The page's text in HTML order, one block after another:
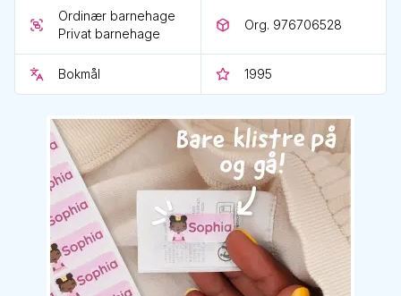
Ordinær barnehage
Privat barnehage
Org. 976706528
Bokmål 1995